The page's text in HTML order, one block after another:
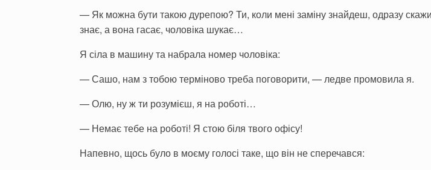
— Як можна бути такою дурепою? Ти, коли мені заміну знайдеш, одразу
знає, а вона гасає, чоловіка шукає…
Я сіла в машину та набрала номер чоловіка:
— Сашо, нам з тобою терміново треба поговорити, — ледве промовила я.
— Олю, ну ж ти розумієш, я на роботі…
— Немає тебе на роботі! Я стою біля твого офісу!
Напевно, щось було в моєму голосі таке, що він не сперечався: